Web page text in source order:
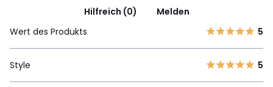
Hilfreich (0)
Melden
Wert des Produkts
5
Style 5